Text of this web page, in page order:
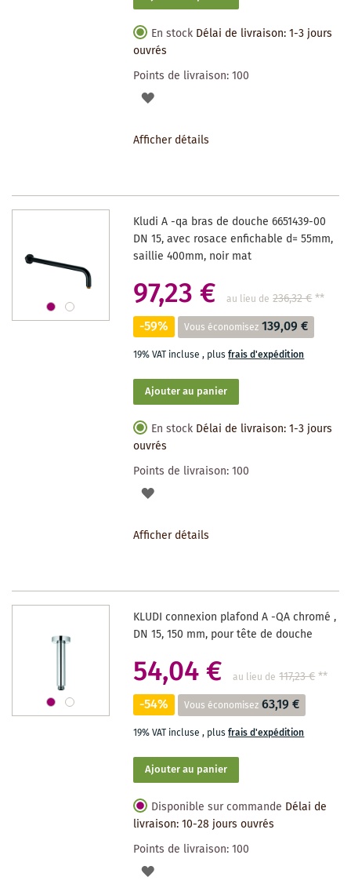
En stock Délai de livraison: 1-3 jours
ouvrés
Points de livraison:100
AJOUTER
SOUHAITS
Afficher détails
Kludi A -qa bras de douche 6651439-00
DN 15, avec rosace enfichable d= 55mm,
saillie 400mm, noir mat
97,23 € au lieu de 236,32 €**
-59% Vous économisez 139,09 €
19% VAT incluse, plusfrais d'expédition
Ajouter au panier
En stock Délai de livraison: 1-3 jours
ouvrés
Points de livraison:100
AJOUTER
SOUHAITS
Afficher détails
KLUDI connexion plafond A -QA chromé ,
DN 15, 150 mm, pour tête de douche
54,04 € au lieu de 117,23 €**
-54% Vous économisez 63,19 €
19% VAT incluse, plusfrais d'expédition
Ajouter au panier
Disponible sur commande Délai de
livraison: 10-28 jours ouvrés
Points de livraison:100
AJOUTER